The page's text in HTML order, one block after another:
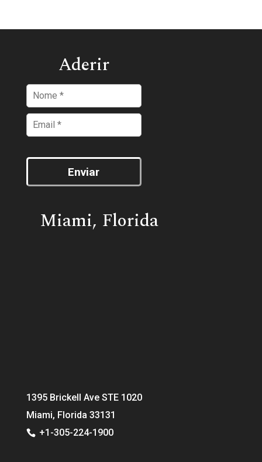
Aderir
Enviar
Miami, Florida
1395 Brickell Ave STE 1020
Miami, Florida 33131
+1-305-224-1900